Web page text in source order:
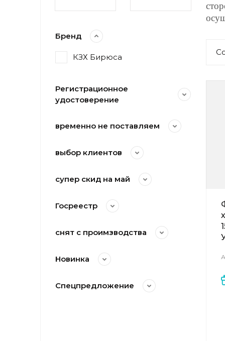
Бренд
КЗХ Бирюса
Регистрационное
удостоверение
временно не поставляем
выбор клиентов
супер скид на май
Госреестр
снят с проимзводства
Новинка
Спецпредложение